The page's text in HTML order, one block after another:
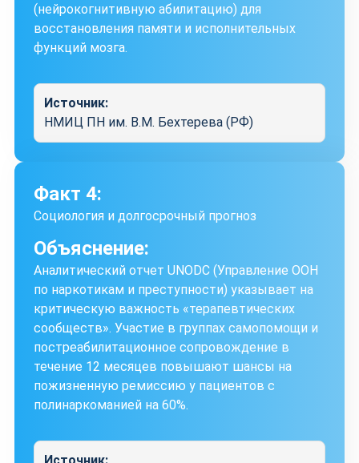
(нейрокогнитивную абилитацию) для
восстановления памяти и исполнительных
функций мозга.
Источник:
НМИЦ ПН им. В.М. Бехтерева (РФ)
Факт 4:
Социология и долгосрочный прогноз
Объяснение:
Аналитический отчет UNODC (Управление ООН
по наркотикам и преступности) указывает на
критическую важность «терапевтических
сообществ». Участие в группах самопомощи и
постреабилитационное сопровождение в
течение 12 месяцев повышают шансы на
пожизненную ремиссию у пациентов с
полинаркоманией на 60%.
Источник: